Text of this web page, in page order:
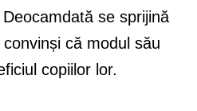
se sprijină
că modul său
copiilor lor.